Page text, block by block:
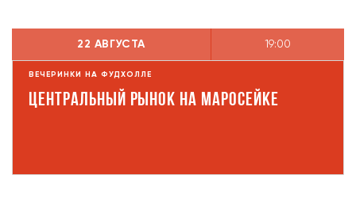
22 АВГУСТА 19:00
ВЕЧЕРИНКИ НА ФУДХОЛЛЕ
Центральный рынок на Маросейке